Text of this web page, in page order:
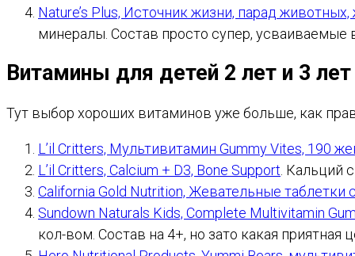
Nature’s Plus, Источник жизни, парад
минералы. Состав просто супер,
Витамины для детей 2 лет и 3 лет
Тут выбор хороших витаминов уже больше, как
L’il Critters, Мультивитамин Gummy Vites, 190
L’il Critters, Calcium + D3, Bone Support. Кальций
California Gold Nutrition, Жевательные
Sundown Naturals Kids, Complete Multivitamin
кол-вом. Состав на 4+, но зато какая приятная